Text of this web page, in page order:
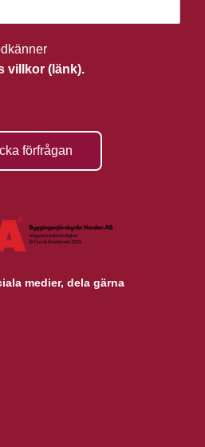
villkor (länk).
förfrågan
medier, dela gärna